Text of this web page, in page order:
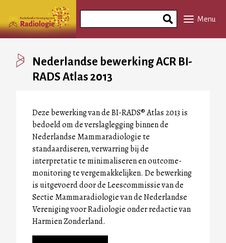
naar
inhoud
Phrase
Menu
Nederlandse bewerking ACR BI-
RADS Atlas 2013
Deze bewerking van de BI-RADS® Atlas 2013 is
bedoeld om de verslaglegging binnen de
Nederlandse Mammaradiologie te
standaardiseren, verwarring bij de
interpretatie te minimaliseren en outcome-
monitoring te vergemakkelijken. De bewerking
is uitgevoerd door de Leescommissie van de
Sectie Mammaradiologie van de Nederlandse
Vereniging voor Radiologie onder redactie van
Harmien Zonderland.